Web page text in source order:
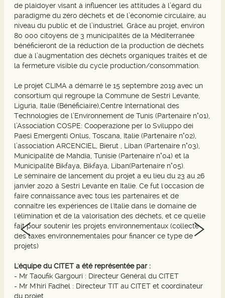
de plaidoyer visant à influencer les attitudes à l’égard du
paradigme du zéro déchets et de l’économie circulaire, au
niveau du public et de l’industriel. Grâce au projet, environ
80 000 citoyens de 3 municipalités de la Méditerranée
bénéficieront de la réduction de la production de déchets
due à l’augmentation des déchets organiques traités et de
la fermeture visible du cycle production/consommation.
Le projet CLIMA a démarré le 15 septembre 2019 avec un
consortium qui regroupe la Commune de Sestri Levante,
Liguria, Italie (Bénéficiaire),Centre International des
Technologies de l’Environnement de Tunis (Partenaire n°01),
l’Association COSPE: Cooperazione per lo Sviluppo dei
Paesi Emergenti Onlus, Toscana, Italie (Partenaire n°02),
l’association ARCENCIEL, Bierut , Liban (Partenaire n°03),
Municipalité de Mahdia, Tunisie (Partenaire n°04) et la
Municipalité Bikfaya, Bikfaya, Liban(Partenaire n°05).
Le séminaire de lancement du projet a eu lieu du 23 au 26
janvier 2020 à Sestri Levante en Italie. Ce fut l'occasion de
faire connaissance avec tous les partenaires et de
connaître les expériences de l'Italie dans le domaine de
l'élimination et de la valorisation des déchets, et ce qu'elle
fait pour soutenir les projets environnementaux (collecte
des taxes environnementales pour financer ce type de
projets)
L'équipe du CITET a été représentée par :
- Mr Taoufik Gargouri : Directeur Général du CITET
- Mr M'hiri Fadhel : Directeur TIT au CITET et coordinateur
du projet